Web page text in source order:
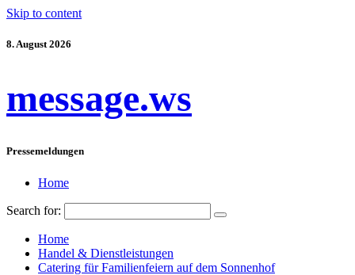
Skip to content
8. August 2026
message.ws
Pressemeldungen
Home
Search for:
Home
Handel & Dienstleistungen
Catering für Familienfeiern auf dem Sonnenhof